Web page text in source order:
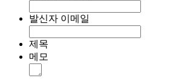
발신자 이메일
제목
메모